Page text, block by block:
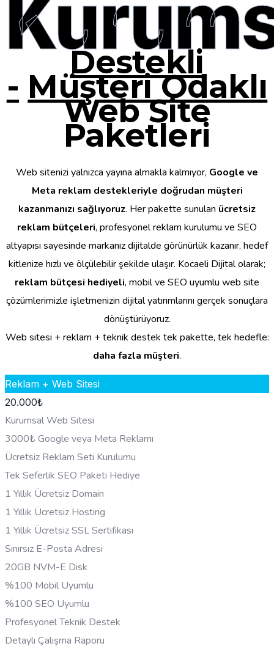
Destekli
- Müşteri Odaklı
Web Site
Paketleri
Web sitenizi yalnızca yayına almakla kalmıyor, Google ve
Meta reklam destekleriyle doğrudan müşteri
kazanmanızı sağlıyoruz. Her pakette sunulan ücretsiz
reklam bütçeleri, profesyonel reklam kurulumu ve SEO
altyapısı sayesinde markanız dijitalde görünürlük kazanır, hedef
kitlenize hızlı ve ölçülebilir şekilde ulaşır. Kocaeli Dijital olarak;
reklam bütçesi hediyeli, mobil ve SEO uyumlu web site
çözümlerimizle işletmenizin dijital yatırımlarını gerçek sonuçlara
dönüştürüyoruz.
Web sitesi + reklam + teknik destek tek pakette, tek hedefle:
daha fazla müşteri.
Reklam + Web Sitesi
20.000₺
Kurumsal Web Sitesi
3000₺ Google veya Meta Reklamı
Ücretsiz Reklam Seti Kurulumu
Tek Seferlik SEO Paketi Hediye
1 Yıllık Ücretsiz Domain
1 Yıllık Ücretsiz Hosting
1 Yıllık Ücretsiz SSL Sertifikası
Sınırsız E-Posta Adresi
20GB NVM-E Disk
%100 Mobil Uyumlu
%100 SEO Uyumlu
Profesyonel Teknik Destek
Detaylı Çalışma Raporu